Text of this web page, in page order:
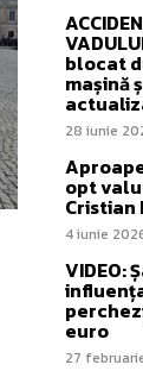
blocat
mașină
28 iunie
opt
Cristian
4 iunie
VIDEO:
euro
27